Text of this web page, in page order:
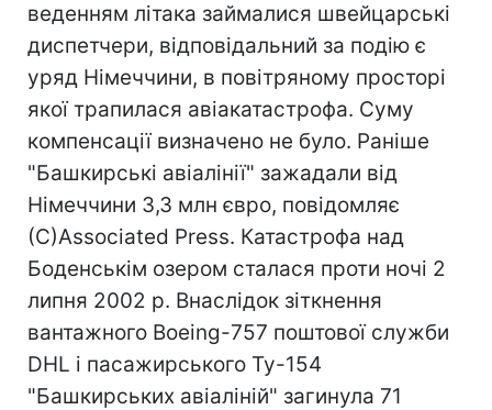
веденням літака займалися швейцарські
диспетчери, відповідальний за подію є
уряд Німеччини, в повітряному просторі
якої трапилася авіакатастрофа. Суму
компенсації визначено не було. Раніше
"Башкирські авіалінії" зажадали від
Німеччини 3,3 млн євро, повідомляє
(С)Associated Press. Катастрофа над
Боденськім озером сталася проти ночі 2
липня 2002 р. Внаслідок зіткнення
вантажного Boeing-757 поштової служби
DHL і пасажирського Ту-154
"Башкирських авіаліній" загинула 71